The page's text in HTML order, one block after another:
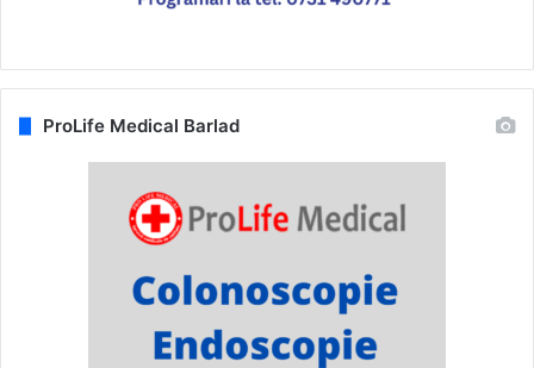
ProLife Medical Barlad